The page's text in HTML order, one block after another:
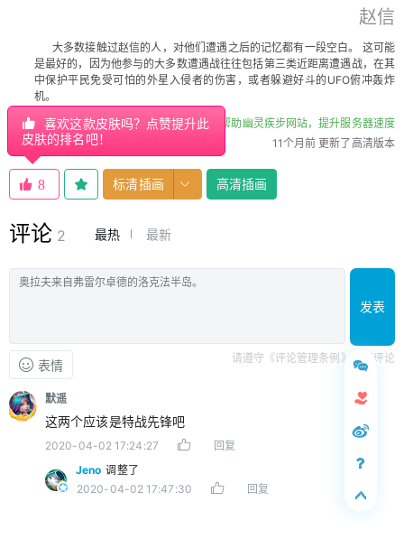
赵信
大多数接触过赵信的人，对他们遭遇之后的记忆都有一段空白。 这可能
是最好的，因为他参与的大多数遭遇战往往包括第三类近距离遭遇战，在其
中保护平民免受可怕的外星入侵者的伤害，或者躲避好斗的UFO俯冲轰炸
机。
帮助幽灵疾步网站，提升服务器速度
11个月前 更新了高清版本
喜欢这款皮肤吗？点赞提升此
皮肤的排名吧！
8 标清插画 高清插画
评论 2 最热 最新
发表
表情 请遵守《评论管理条例》文明评论
默遥
这两个应该是特战先锋吧
2020-04-02 17:24:27
回复
Jeno 调整了
2020-04-02 17:47:30
回复